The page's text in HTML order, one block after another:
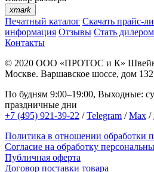
xmark
Печатный каталог Скачать прайс-
информация Отзывы Стать дилером
Контакты
© 2020 ООО «ПРОТОС и К»
Москве. Варшавское шоссе, дом
По будням 9:00–19:00, Выходные:
праздничные дни
+7 (495) 921-39-22 /Telegram /Max /
Политика в отношении обработки
Согласие на обработку
Публичная оферта
Договор поставки товара